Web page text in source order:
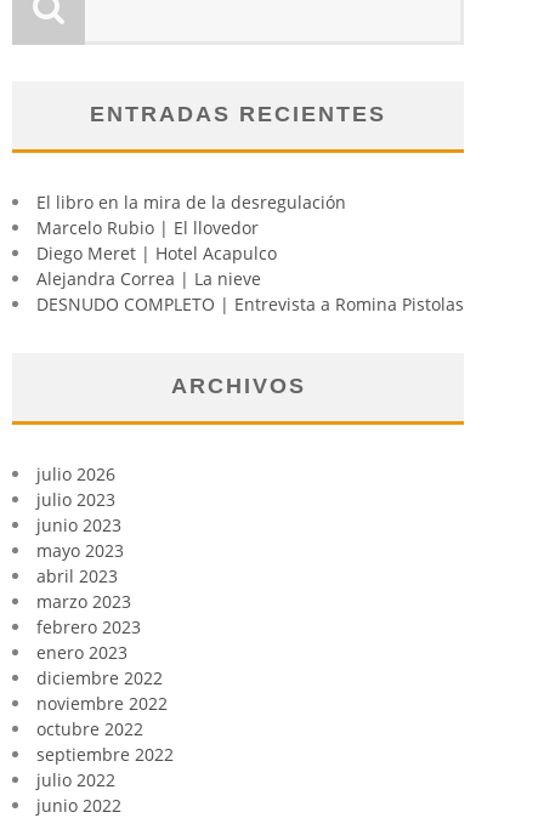
ENTRADAS RECIENTES
El libro en la mira de la desregulación
Marcelo Rubio | El llovedor
Diego Meret | Hotel Acapulco
Alejandra Correa | La nieve
DESNUDO COMPLETO | Entrevista a Romina Pistolas
ARCHIVOS
julio 2026
julio 2023
junio 2023
mayo 2023
abril 2023
marzo 2023
febrero 2023
enero 2023
diciembre 2022
noviembre 2022
octubre 2022
septiembre 2022
julio 2022
junio 2022